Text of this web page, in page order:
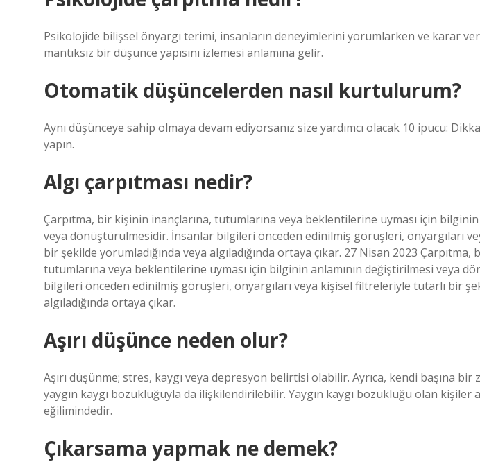
Psikolojide bilişsel önyargı terimi, insanların deneyimlerini yorumlarken ve karar
mantıksız bir düşünce yapısını izlemesi anlamına gelir.
Otomatik düşüncelerden nasıl kurtulurum?
Aynı düşünceye sahip olmaya devam ediyorsanız size yardımcı olacak 10 ipucu:
yapın.
Algı çarpıtması nedir?
Çarpıtma, bir kişinin inançlarına, tutumlarına veya beklentilerine uyması için
veya dönüştürülmesidir. İnsanlar bilgileri önceden edinilmiş görüşleri, önyargıları
bir şekilde yorumladığında veya algıladığında ortaya çıkar. 27 Nisan 2023
tutumlarına veya beklentilerine uyması için bilginin anlamının değiştirilmesi veya
bilgileri önceden edinilmiş görüşleri, önyargıları veya kişisel filtreleriyle tutarlı bir
algıladığında ortaya çıkar.
Aşırı düşünce neden olur?
Aşırı düşünme; stres, kaygı veya depresyon belirtisi olabilir. Ayrıca, kendi başına
yaygın kaygı bozukluğuyla da ilişkilendirilebilir. Yaygın kaygı bozukluğu olan kişiler
eğilimindedir.
Çıkarsama yapmak ne demek?